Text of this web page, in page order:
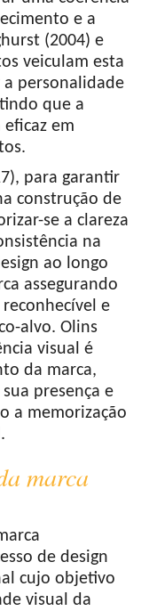
e a
(2004) e
veiculam esta
personalidade
que a
em
para garantir
construção de
se a clareza
na
ao longo
assegurando
e
alvo. Olins
visual é
da marca,
presença e
a memorização
marca
de design
cujo objetivo
visual da